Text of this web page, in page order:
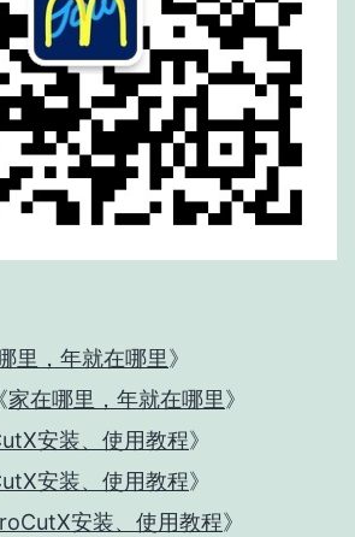
里，年就在哪里》
家在哪里，年就在哪里》
安装、使用教程》
安装、使用教程》
安装、使用教程》